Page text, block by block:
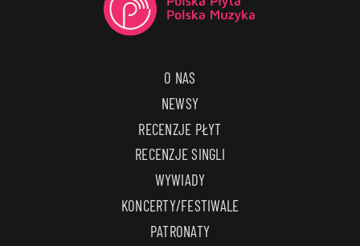
O NAS
NEWSY
RECENZJE PŁYT
RECENZJE SINGLI
WYWIADY
KONCERTY/FESTIWALE
PATRONATY